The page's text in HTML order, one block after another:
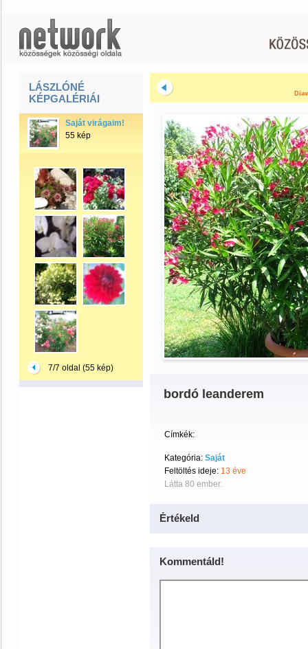
LÁSZLÓNÉ
KÉPGALÉRIÁI
Saját virágaim!
55 kép
7/7 oldal (55 kép)
bordó leanderem
Címkék:
Kategória: Saját
Feltöltés ideje: 13 éve
Látta 80 ember.
Értékeld
Kommentáld!